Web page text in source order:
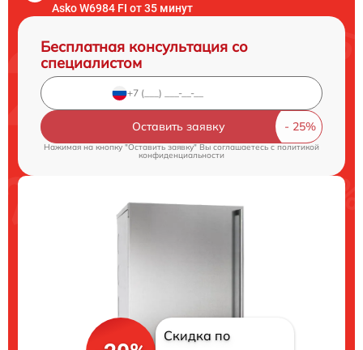
Asko W6984 FI от 35 минут
Бесплатная консультация со
специалистом
Оставить заявку
Нажимая на кнопку "Оставить заявку" Вы соглашаетесь cполитикой
конфиденциальности
Скидка по